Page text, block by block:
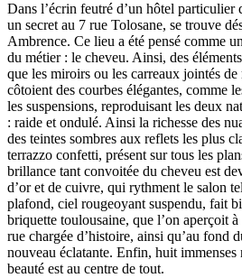
Dans l’écrin feutré d’un hôtel particulier
un secret au 7 rue Tolosane, se trouve
Ambrence. Ce lieu a été pensé comme
du métier : le cheveu. Ainsi, des
que les miroirs ou les carreaux jointés de
côtoient des courbes élégantes, comme
les suspensions, reproduisant les deux
: raide et ondulé. Ainsi la richesse des
des teintes sombres aux reflets les plus
terrazzo confetti, présent sur tous les
brillance tant convoitée du cheveu est
d’or et de cuivre, qui rythment le salon
plafond, ciel rougeoyant suspendu, fait
briquette toulousaine, que l’on aperçoit
rue chargée d’histoire, ainsi qu’au fond
nouveau éclatante. Enfin, huit
beauté est au centre de tout.